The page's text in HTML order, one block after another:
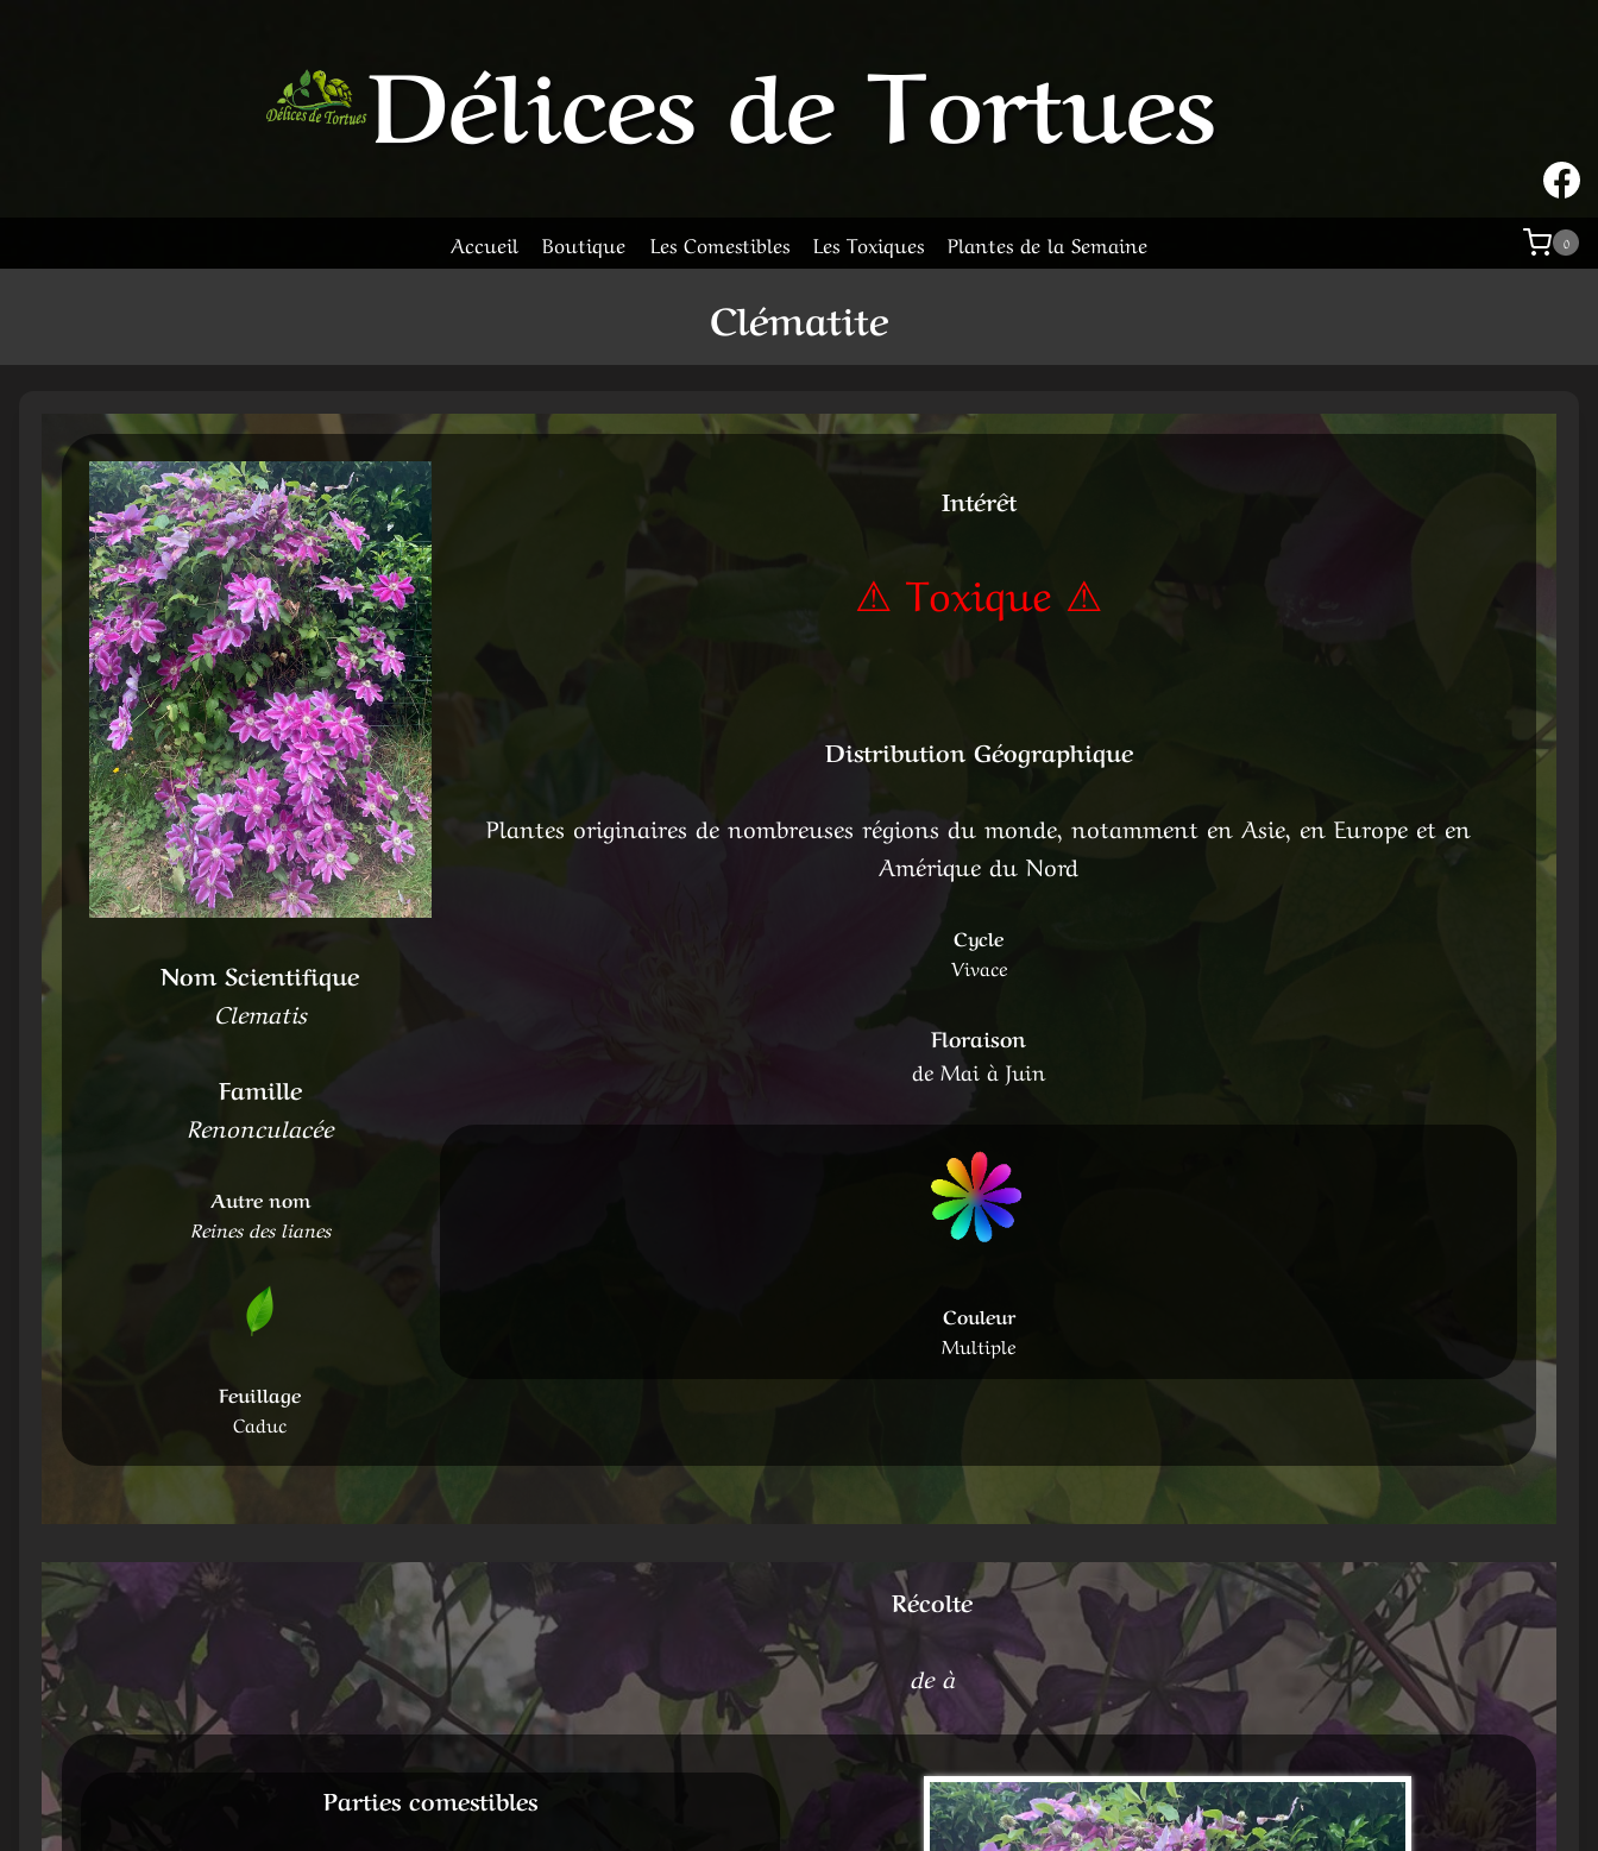
Délices de Tortues
Accueil Boutique Les Comestibles Les Toxiques Plantes de la Semaine 0
Clématite
Nom Scientifique
Clematis
Famille
Renonculacée
Autre nom
Reines des lianes
Feuillage
Caduc
Intérêt
⚠ Toxique ⚠
Distribution Géographique
Plantes originaires de nombreuses régions du monde, notamment en Asie, en Europe et en
Amérique du Nord
Cycle
Vivace
Floraison
de Mai à Juin
Couleur
Multiple
Récolte
de à
Parties comestibles